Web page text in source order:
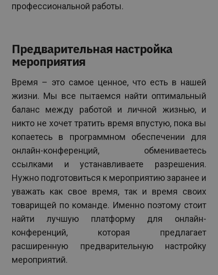
профессиональной работы.
Предварительная настройка
мероприятия
Время – это самое ценное, что есть в нашей
жизни. Мы все пытаемся найти оптимальный
баланс между работой и личной жизнью, и
никто не хочет тратить время впустую, пока вы
копаетесь в программном обеспечении для
онлайн-конференций, обмениваетесь
ссылками и устанавливаете разрешения.
Нужно подготовиться к мероприятию заранее и
уважать как свое время, так и время своих
товарищей по команде. Именно поэтому стоит
найти лучшую платформу для онлайн-
конференций, которая предлагает
расширенную предварительную настройку
мероприятий.